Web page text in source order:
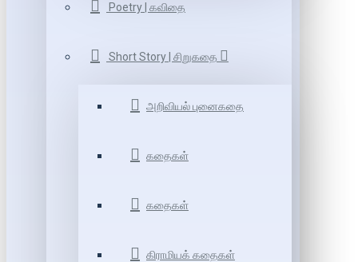
Poetry | கவிதை
Short Story | சிறுகதை
அறிவியல் புனைகதை
கதைகள்
கதைகள்
கிராமியக் கதைகள்